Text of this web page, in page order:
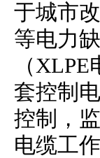
于城市
等电力
（XLPE
套控制
控制，
电缆工